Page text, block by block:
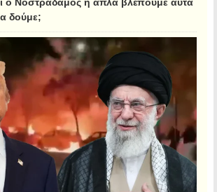
δούμε;